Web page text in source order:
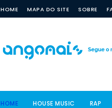
HOME MAPA DO SITE SOBRE
HOME HOUSE MUSIC RAP